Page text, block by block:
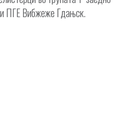
ПГЕ Вибжеже Гдањск.